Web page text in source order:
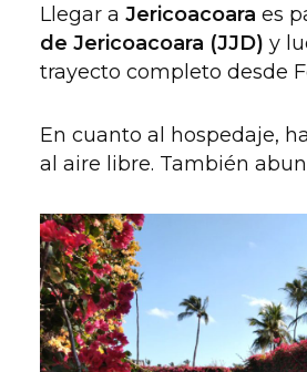
Llegar a Jericoacoara es
de Jericoacoara (JJD) y
trayecto completo desde
En cuanto al hospedaje,
al aire libre. También